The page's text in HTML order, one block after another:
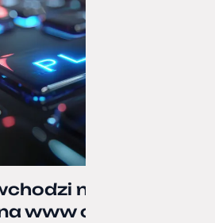
na wyższy
www oficjalnie po